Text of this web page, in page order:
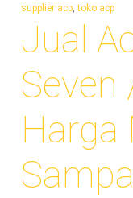
supplier acp,toko acp
Jual
Seven
Harga